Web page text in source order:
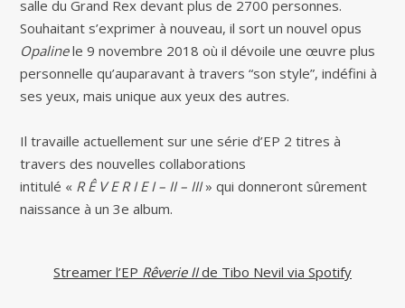
salle du Grand Rex devant plus de 2700 personnes.
Souhaitant s’exprimer à nouveau, il sort un nouvel opus
Opalinele 9 novembre 2018 où il dévoile une œuvre plus
personnelle qu’auparavant à travers “son style”, indéfini à
ses yeux, mais unique aux yeux des autres.
Il travaille actuellement sur une série d’EP 2 titres à
travers des nouvelles collaborations
intitulé « R Ê V E R I E I – II – III» qui donneront sûrement
naissance à un 3e album.
Streamer l’EP Rêverie IIde Tibo Nevil via Spotify